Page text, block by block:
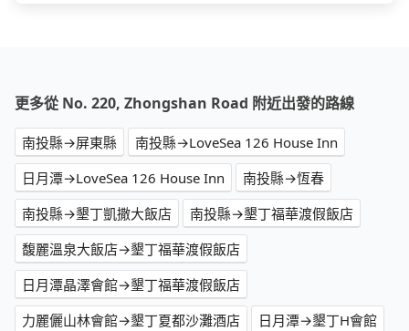
更多從 No. 220, Zhongshan Road 附近出發的路線
南投縣→屏東縣
南投縣→LoveSea 126 House Inn
日月潭→LoveSea 126 House Inn
南投縣→恆春
南投縣→墾丁凱撒大飯店
南投縣→墾丁福華渡假飯店
馥麗溫泉大飯店→墾丁福華渡假飯店
日月潭晶澤會館→墾丁福華渡假飯店
力麗儷山林會館→墾丁夏都沙灘酒店
日月潭→墾丁H會館